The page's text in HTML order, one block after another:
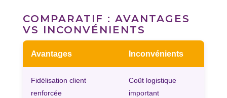
COMPARATIF : AVANTAGES
VS INCONVÉNIENTS
Avantages Inconvénients
Fidélisation client
renforcée
Coût logistique
important